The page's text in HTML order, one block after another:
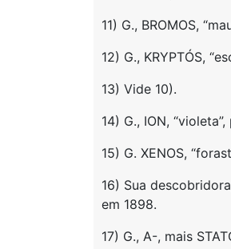
11) G., BROMOS,
12) G., KRYPTÓS,
13) Vide 10).
14) G., ION,
15) G. XENOS,
16) Sua
em 1898.
17) G., A-, mais